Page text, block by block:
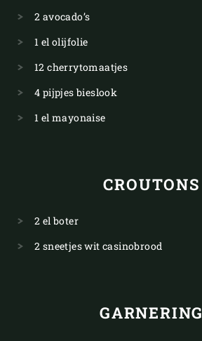
2 avocado’s
1 el olijfolie
12 cherrytomaatjes
4 pijpjes bieslook
1 el mayonaise
CROUTONS
2 el boter
2 sneetjes wit casinobrood
GARNERING